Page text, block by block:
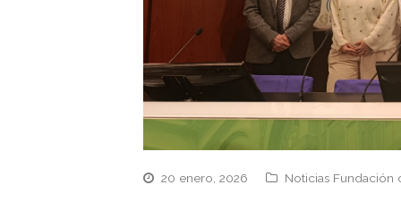
20 enero, 2026 Noticias Fundación